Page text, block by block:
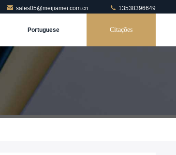
sales05@meijiamei.com.cn 13538396649
Portuguese Citações